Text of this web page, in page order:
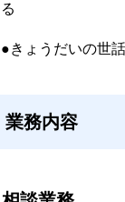
る
●きょうだいの世
業務内容